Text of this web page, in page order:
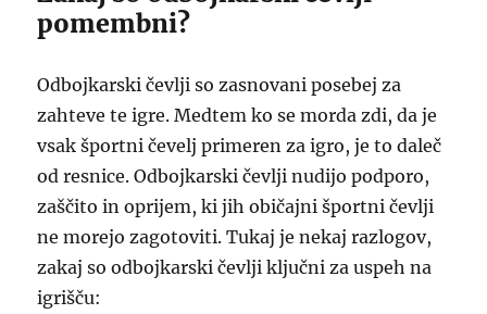
pomembni?
Odbojkarski čevlji so zasnovani posebej za
zahteve te igre. Medtem ko se morda zdi, da je
vsak športni čevelj primeren za igro, je to daleč
od resnice. Odbojkarski čevlji nudijo podporo,
zaščito in oprijem, ki jih običajni športni čevlji
ne morejo zagotoviti. Tukaj je nekaj razlogov,
zakaj so odbojkarski čevlji ključni za uspeh na
igrišču: